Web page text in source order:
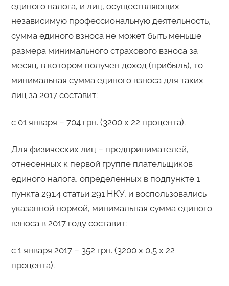
единого налога, и лиц, осуществляющих
независимую профессиональную деятельность,
сумма единого взноса не может быть меньше
размера минимального страхового взноса за
месяц, в котором получен доход (прибыль), то
минимальная сумма единого взноса для таких
лиц за 2017 составит:
с 01 января – 704 грн. (3200 х 22 процента).
Для физических лиц – предпринимателей,
отнесенных к первой группе плательщиков
единого налога, определенных в подпункте 1
пункта 291.4 статьи 291 НКУ, и воспользовались
указанной нормой, минимальная сумма единого
взноса в 2017 году составит:
с 1 января 2017 – 352 грн. (3200 х 0,5 х 22
процента).